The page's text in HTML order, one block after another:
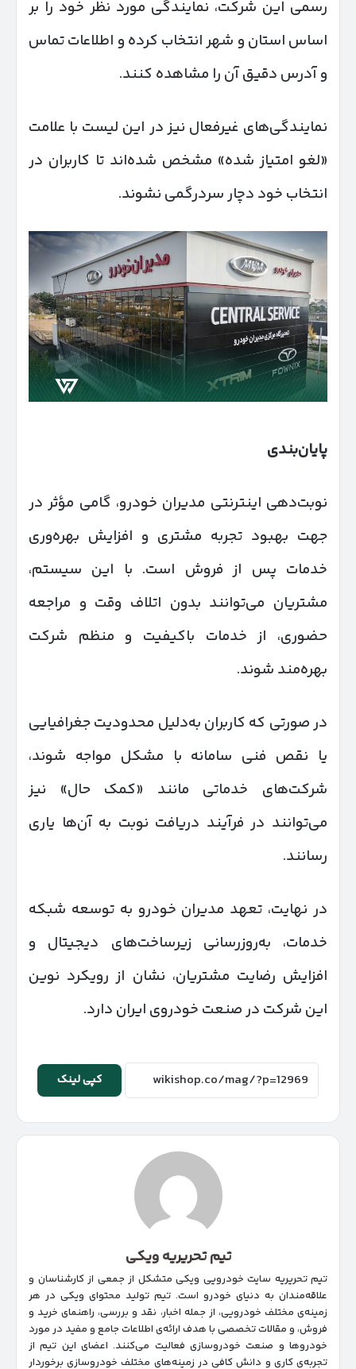
رسمی این شرکت، نمایندگی مورد نظر خود را بر
اساس استان و شهر انتخاب کرده و اطلاعات تماس
و آدرس دقیق آن را مشاهده کنند.
نمایندگی‌های غیرفعال نیز در این لیست با علامت
«لغو امتیاز شده» مشخص شده‌اند تا کاربران در
انتخاب خود دچار سردرگمی نشوند.
پایان‌بندی
نوبت‌دهی اینترنتی مدیران خودرو، گامی مؤثر در
جهت بهبود تجربه مشتری و افزایش بهره‌وری
خدمات پس از فروش است. با این سیستم،
مشتریان می‌توانند بدون اتلاف وقت و مراجعه
حضوری، از خدمات باکیفیت و منظم شرکت
بهره‌مند شوند.
در صورتی که کاربران به‌دلیل محدودیت‌ جغرافیایی
یا نقص فنی سامانه با مشکل مواجه شوند،
شرکت‌های خدماتی مانند «کمک حال» نیز
می‌توانند در فرآیند دریافت نوبت به آن‌ها یاری
رسانند.
در نهایت، تعهد مدیران خودرو به توسعه شبکه
خدمات، به‌روزرسانی زیرساخت‌های دیجیتال و
افزایش رضایت مشتریان، نشان از رویکرد نوین
این شرکت در صنعت خودروی ایران دارد.
کپی لینک
تیم تحریریه ویکی
تیم تحریریه سایت خودرویی ویکی متشکل از جمعی از کارشناسان و
علاقه‌مندان به دنیای خودرو است. تیم تولید محتوای ویکی در هر
زمینه‌‌ی مختلف خودرویی، از جمله اخبار، نقد و بررسی، راهنمای خرید و
فروش، و مقالات تخصصی با هدف ارائه‌ی اطلاعات جامع و مفید در مورد
خودروها و صنعت خودروسازی فعالیت می‌کنند. اعضای این تیم از
تجربه‌ی کاری و دانش کافی در زمینه‌های مختلف خودروسازی برخوردار